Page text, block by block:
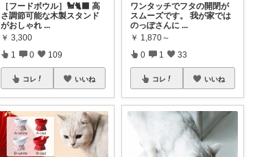
［フードボウル］🐩🐈‍⬛ 高
さ調節可能な木製スタンド
がおしゃれ ...
￥ 3,300
1 0 109
コレ いいね
ワンタッチでフタの開閉が
スムーズです。 我が家では
のっぽさんに ...
￥ 1,870～
0 1 33
コレ いいね